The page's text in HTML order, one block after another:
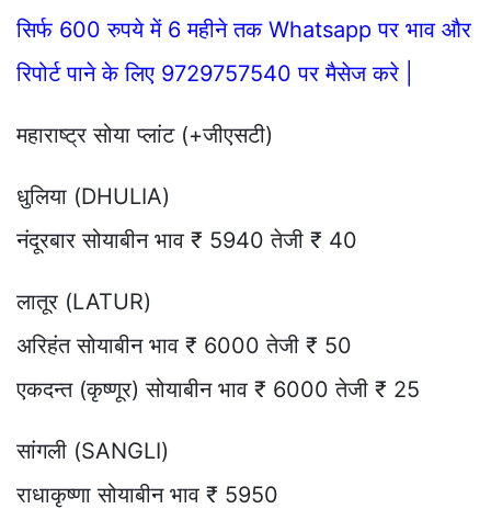
सिर्फ 600 रुपये में 6 महीने तक Whatsapp पर भाव और
रिपोर्ट पाने के लिए 9729757540 पर मैसेज करे |
महाराष्ट्र सोया प्लांट (+जीएसटी)
धुलिया (DHULIA)
नंदूरबार सोयाबीन भाव ₹ 5940 तेजी ₹ 40
लातूर (LATUR)
अरिहंत सोयाबीन भाव ₹ 6000 तेजी ₹ 50
एकदन्त (कृष्णूर) सोयाबीन भाव ₹ 6000 तेजी ₹ 25
सांगली (SANGLI)
राधाकृष्णा सोयाबीन भाव ₹ 5950